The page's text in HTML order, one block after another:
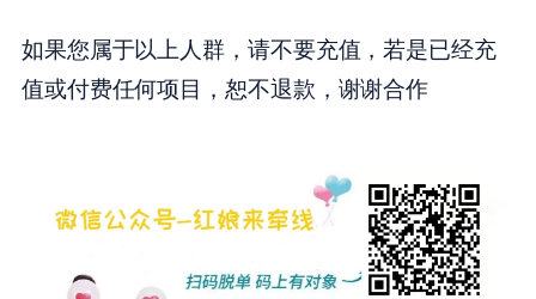
如果您属于以上人群，请不要充值，若是已经充
值或付费任何项目，恕不退款，谢谢合作